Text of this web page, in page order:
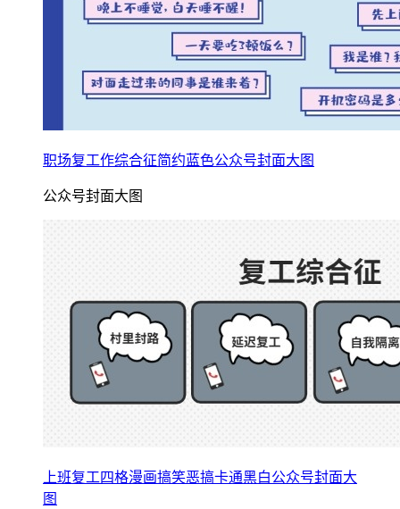
职场复工作综合征简约蓝色公众号封面大图
公众号封面大图
上班复工四格漫画搞笑恶搞卡通黑白公众号封面大
图